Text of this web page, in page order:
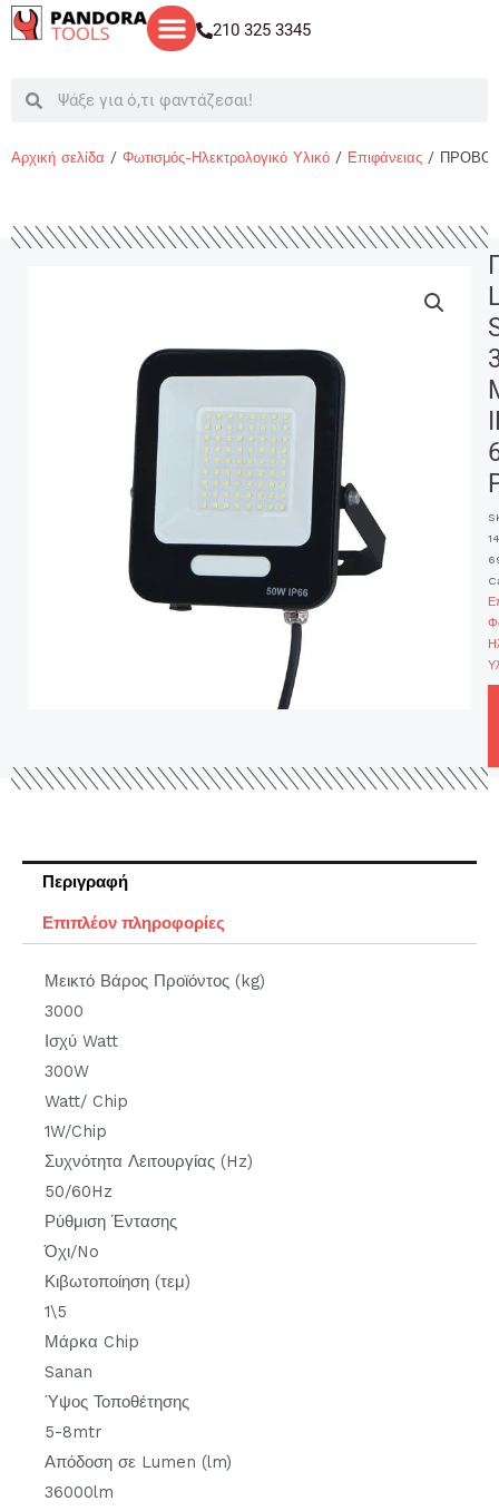
Μετάβαση
στο
210 325 3345
SearchSearch
Αρχική σελίδα / Φωτισμός-Ηλεκτρολογικό Υλικό / Επιφάνειας /
Περιγραφή
Επιπλέον πληροφορίες
Μεικτό Βάρος Προϊόντος (kg)
3000
Ισχύ Watt
300W
Watt/ Chip
1W/Chip
Συχνότητα Λειτουργίας (Hz)
50/60Hz
Ρύθμιση Έντασης
Όχι/No
Κιβωτοποίηση (τεμ)
1\5
Μάρκα Chip
Sanan
Ύψος Τοποθέτησης
5-8mtr
Απόδοση σε Lumen (lm)
36000lm